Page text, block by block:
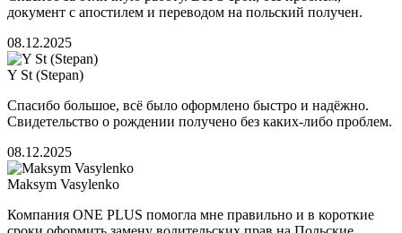
документ с апостилем и переводом на польский получен.
08.12.2025
Y St (Stepan)
Спасибо большое, всё было оформлено быстро и надёжно.
Свидетельство о рождении получено без каких-либо проблем.
08.12.2025
Maksym Vasylenko
Компания ONE PLUS помогла мне правильно и в короткие